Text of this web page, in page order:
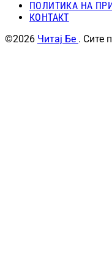
ПОЛИТИКА НА
КОНТАКТ
©2026 Читај Бе . Сите